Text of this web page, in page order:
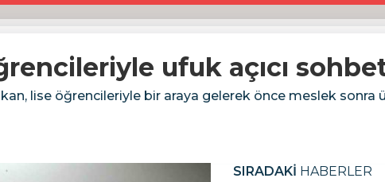
ufuk açıcı
lise öğrencileriyle bir araya gelerek önce meslek sonra
SIRADAKİ HABERLER